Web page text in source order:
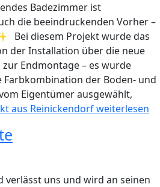
Badezimmer ist
die beeindruckenden Vorher –
Bei diesem Projekt wurde das
der Installation über die neue
Endmontage – es wurde
der Boden- und
Eigentümer ausgewählt,
aus Reinickendorfweiterlesen
verlässt uns und wird an seinen